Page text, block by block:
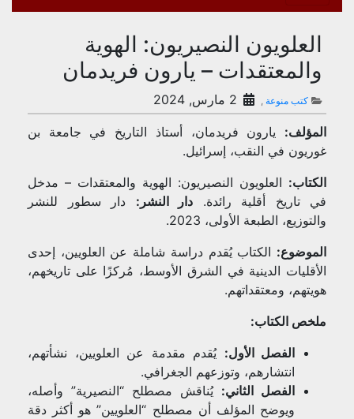
العلويون النصيريون: الهوية
والمعتقدات – يارون فريدمان
كتب منوعة ,
المؤلف: يارون فريدمان، أستاذ التاريخ في جامعة بن
غوريون في النقب، إسرائيل.
الكتاب: العلويون النصيريون: الهوية والمعتقدات – مدخل
في تاريخ أقلية رائدة. دار النشر: دار سطور للنشر
والتوزيع، الطبعة الأولى، 2023.
الموضوع: الكتاب يُقدم دراسة شاملة عن العلويين، إحدى
الأقليات الدينية في الشرق الأوسط، مُركزًا على تاريخهم،
هويتهم، ومعتقداتهم.
ملخص الكتاب:
الفصل الأول: يُقدم مقدمة عن العلويين، نشأتهم،
انتشارهم، وتوزعهم الجغرافي.
الفصل الثاني: يُناقش مصطلح “النصيرية” وأصله،
ويوضح المؤلف أن مصطلح “العلويين” هو أكثر دقة